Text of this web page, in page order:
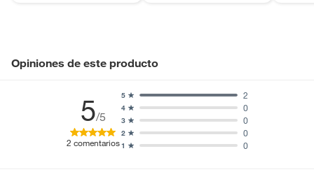
Opiniones de este producto
5/5
2 comentarios1 0
2 0
3 0
4 0
5 2